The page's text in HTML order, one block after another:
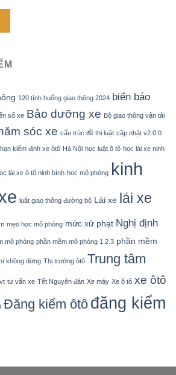
120 tình huống giao thông 2024 biển báo
số xe Bảo dưỡng xe Bộ giao thông vận tải
sóc xe cấu trúc đề thi luật cập nhật v2.0.0
kiểm định xe ôtô Hà Nội học luật ô tô học lái xe ninh
lái xe ô tô ninh bình học mô phỏng kinh
luật giao thông đường bộ Lái xe
lái xe
mẹo học mô phỏng mức xử phạt Nghị định
mô phỏng phần mềm mô phỏng 1.2.3 phần mềm
không dừng Thị trường ôtô Trung tâm
tư vấn xe Tết Nguyên đán Xe máy Xe ô tô xe ôtô
Đăng kiểm ôtô đăng kiểm